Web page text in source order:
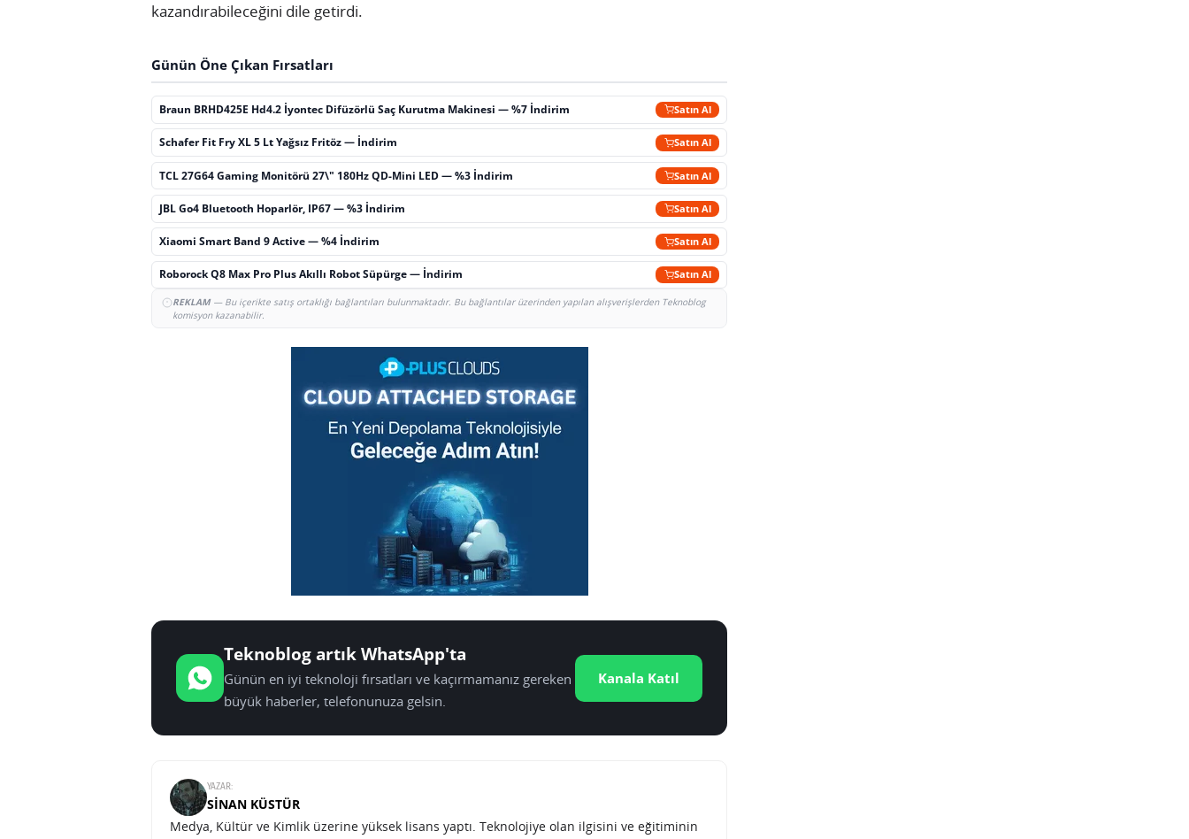
kazandırabileceğini dile getirdi.
Günün Öne Çıkan Fırsatları
Braun BRHD425E Hd4.2 İyontec Difüzörlü Saç Kurutma Makinesi — %7 İndirim Satın Al
Schafer Fit Fry XL 5 Lt Yağsız Fritöz — İndirim Satın Al
TCL 27G64 Gaming Monitörü 27\" 180Hz QD-Mini LED — %3 İndirim Satın Al
JBL Go4 Bluetooth Hoparlör, IP67 — %3 İndirim Satın Al
Xiaomi Smart Band 9 Active — %4 İndirim Satın Al
Roborock Q8 Max Pro Plus Akıllı Robot Süpürge — İndirim Satın Al
REKLAM— Bu içerikte satış ortaklığı bağlantıları bulunmaktadır. Bu bağlantılar üzerinden yapılan alışverişlerden Teknoblog
komisyon kazanabilir.
Teknoblog artık WhatsApp'ta
Günün en iyi teknoloji fırsatları ve kaçırmamanız gereken
büyük haberler, telefonunuza gelsin.
Kanala Katıl
YAZAR:
SINAN KÜSTÜR
Medya, Kültür ve Kimlik üzerine yüksek lisans yaptı. Teknolojiye olan ilgisini ve eğitiminin